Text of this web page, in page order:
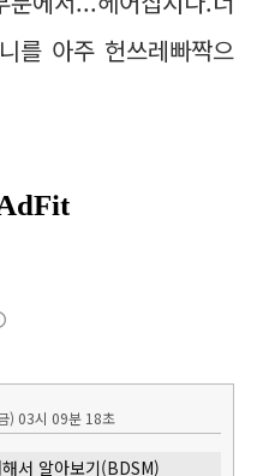
를 아주 헌쓰레빠짝으
) 03시 09분 18초
서 알아보기(BDSM)